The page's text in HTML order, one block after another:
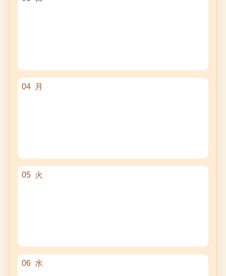
04 月
05 火
06 水